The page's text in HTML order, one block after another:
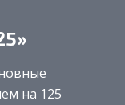
на 125